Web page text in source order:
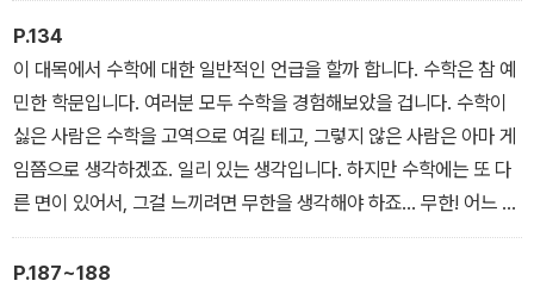
없는 장벽 앞에 주저앉아 있는 꼴이었습니다. 당시에 나는 수학이 인
도 신화에 나오는 우주와 비슷하다는 것을 이미 알고 있었어요. 그 우
주는 겉보기에 확고한 듯해도 바탕에 있는 거북이 변덕을 부리면 위
태롭게 흔들리죠. 수학을 떠받치는 토대도 위태로웠습니다!
P.134
이 대목에서 수학에 대한 일반적인 언급을 할까 합니다. 수학은 참 예
민한 학문입니다. 여러분 모두 수학을 경험해보았을 겁니다. 수학이
싫은 사람은 수학을 고역으로 여길 테고, 그렇지 않은 사람은 아마 게
임쯤으로 생각하겠죠. 일리 있는 생각입니다. 하지만 수학에는 또 다
른 면이 있어서, 그걸 느끼려면 무한을 생각해야 하죠… 무한! 어느 위
대한 인물은 무한이 인류의 정신에 가장 큰 영감을 준 관념이라고 했
어요. 맞는 말일 수도 있습니다. 하지만 이 한 가지는 확실히 맞는 말
P.187~188